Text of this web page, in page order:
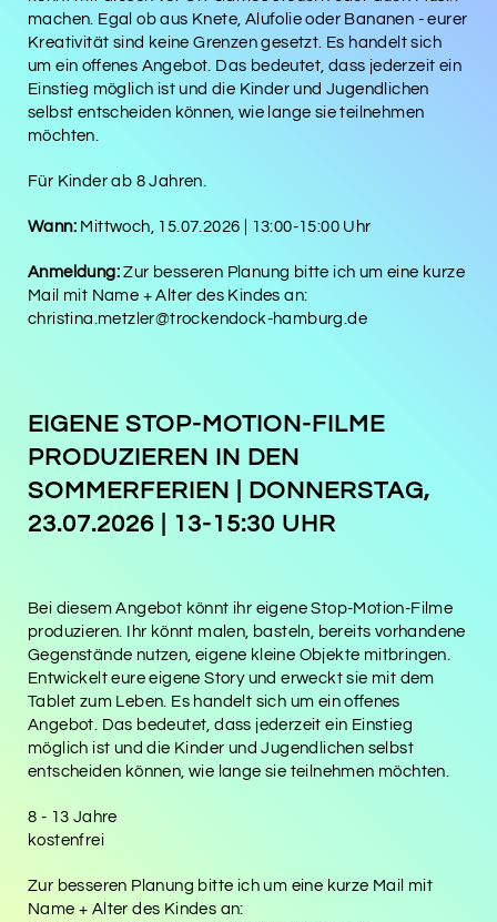
machen. Egal ob aus Knete, Alufolie oder Bananen - eurer
Kreativität sind keine Grenzen gesetzt. Es handelt sich
um ein offenes Angebot. Das bedeutet, dass jederzeit ein
Einstieg möglich ist und die Kinder und Jugendlichen
selbst entscheiden können, wie lange sie teilnehmen
möchten.
Für Kinder ab 8 Jahren.
Wann: Mittwoch, 15.07.2026 | 13:00-15:00 Uhr
Anmeldung:Zur besseren Planung bitte ich um eine kurze
Mail mit Name + Alter des Kindes an:
christina.metzler@trockendock-hamburg.de
EIGENE STOP-MOTION-FILME
PRODUZIEREN IN DEN
SOMMERFERIEN |
DONNERSTAG,
23.07.2026 | 13-15:30 UHR
Bei diesem Angebot könnt ihr eigene Stop-Motion-Filme
produzieren. Ihr könnt malen, basteln, bereits vorhandene
Gegenstände nutzen, eigene kleine Objekte mitbringen.
Entwickelt eure eigene Story und erweckt sie mit dem
Tablet zum Leben. Es handelt sich um ein offenes
Angebot. Das bedeutet, dass jederzeit ein Einstieg
möglich ist und die Kinder und Jugendlichen selbst
entscheiden können, wie lange sie teilnehmen möchten.
8 - 13 Jahre
kostenfrei
Zur besseren Planung bitte ich um eine kurze Mail mit
Name + Alter des Kindes an: